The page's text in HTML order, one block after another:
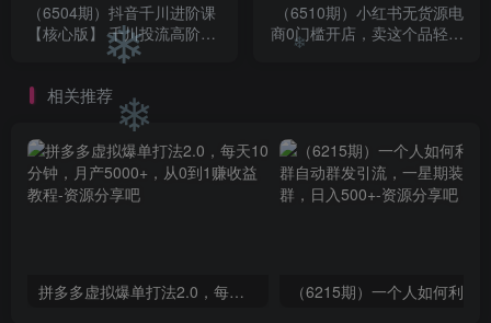
（6504期）抖音千川进阶课
【核心版】 千川投流高阶课
小白也可以快速学会千川投
（6510期）小红书无货源电
商0门槛开店，卖这个品轻松
相关推荐
拼多多虚拟爆单打法2.0，每天10分钟，月产5000+，从0到1赚收益教程
❄
❄